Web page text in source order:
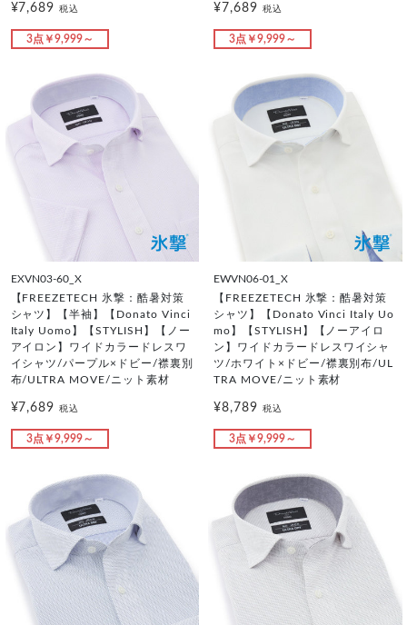
¥7,689税込
3点￥9,999～
¥7,689 税込
3点￥9,999～
EXVN03-60_X
【FREEZETECH 氷撃：酷暑対策
シャツ】【半袖】【Donato Vinci
Italy Uomo】【STYLISH】【ノー
アイロン】ワイドカラードレスワ
イシャツ/パープル×ドビー/襟裏別
布/ULTRA MOVE/ニット素材
¥7,689税込
3点￥9,999～
EWVN06-01_X
【FREEZETECH 氷撃：酷暑対策
シャツ】【Donato Vinci Italy Uo
mo】【STYLISH】【ノーアイロ
ン】ワイドカラードレスワイシャ
ツ/ホワイト×ドビー/襟裏別布/UL
TRA MOVE/ニット素材
¥8,789 税込
3点￥9,999～